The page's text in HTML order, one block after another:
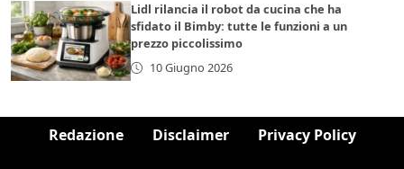
Lidl rilancia il robot da cucina che ha
sfidato il Bimby: tutte le funzioni a un
prezzo piccolissimo
10 Giugno 2026
Redazione Disclaimer Privacy Policy